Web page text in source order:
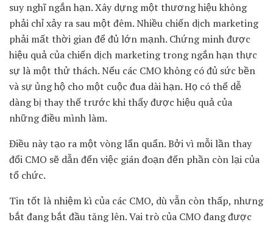
suy nghĩ ngắn hạn. Xây dựng một thương hiệu không
phải chỉ xảy ra sau một đêm. Nhiều chiến dịch marketing
phải mất thời gian để đủ lớn mạnh. Chứng minh được
hiệu quả của chiến dịch marketing trong ngắn hạn thực
sự là một thử thách. Nếu các CMO không có đủ sức bền
và sự ủng hộ cho một cuộc đua dài hạn. Họ có thể dễ
dàng bị thay thế trước khi thấy được hiệu quả của
những điều mình làm.
Điều này tạo ra một vòng lẩn quẩn. Bởi vì mỗi lần thay
đổi CMO sẽ dẫn đến việc gián đoạn đến phần còn lại của
tổ chức.
Tin tốt là nhiệm kì của các CMO, dù vẫn còn thấp, nhưng
bắt đang bắt đầu tăng lên. Vai trò của CMO đang được